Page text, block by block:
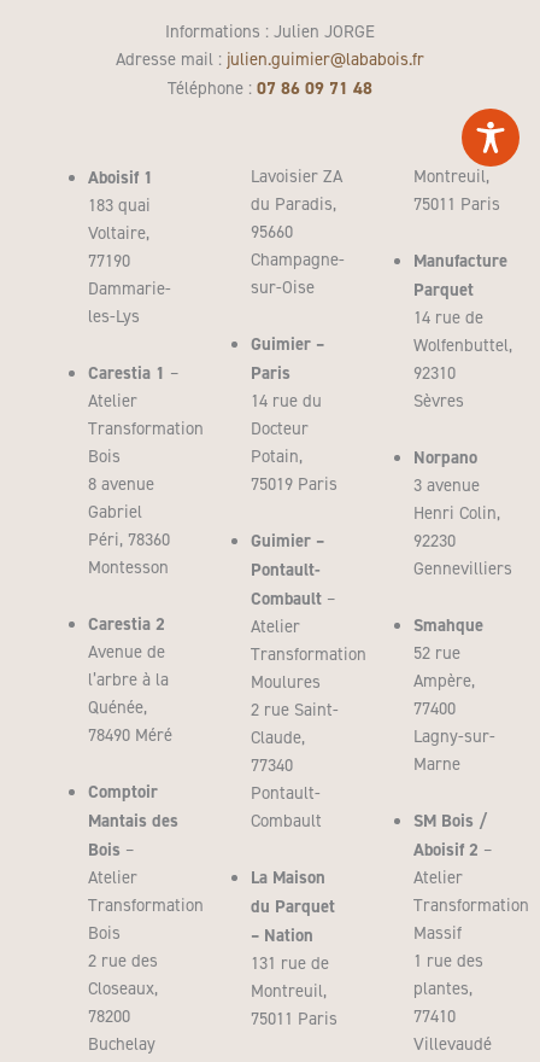
Informations : Julien JORGE
Adresse mail : julien.guimier@lababois.fr
Téléphone : 07 86 09 71 48
Aboisif 1
183 quai
Voltaire,
77190
Dammarie-
les-Lys
Carestia 1 –
Atelier
Transformation
Bois
8 avenue
Gabriel
Péri, 78360
Montesson
Carestia 2
Avenue de
l’arbre à la
Quénée,
78490 Méré
Comptoir
Mantais des
Bois –
Atelier
Transformation
Bois
2 rue des
Closeaux,
78200
Buchelay
Lavoisier ZA
du Paradis,
95660
Champagne-
sur-Oise
Guimier –
Paris
14 rue du
Docteur
Potain,
75019 Paris
Guimier –
Pontault-
Combault –
Atelier
Transformation
Moulures
2 rue Saint-
Claude,
77340
Pontault-
Combault
La Maison
du Parquet
– Nation
131 rue de
Montreuil,
75011 Paris
Montreuil,
75011 Paris
Manufacture
Parquet
14 rue de
Wolfenbuttel,
92310
Sèvres
Norpano
3 avenue
Henri Colin,
92230
Gennevilliers
Smahque
52 rue
Ampère,
77400
Lagny-sur-
Marne
SM Bois /
Aboisif 2 –
Atelier
Transformation
Massif
1 rue des
plantes,
77410
Villevaudé